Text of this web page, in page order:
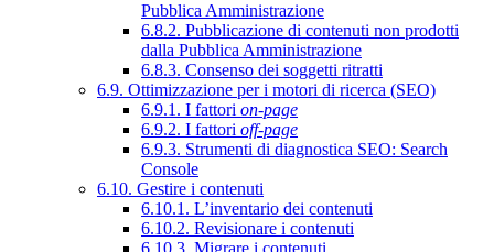
Pubblica Amministrazione
6.8.2. Pubblicazione di contenuti non prodotti
dalla Pubblica Amministrazione
6.8.3. Consenso dei soggetti ritratti
6.9. Ottimizzazione per i motori di ricerca (SEO)
6.9.1. I fattori on-page
6.9.2. I fattori off-page
6.9.3. Strumenti di diagnostica SEO: Search
Console
6.10. Gestire i contenuti
6.10.1. L’inventario dei contenuti
6.10.2. Revisionare i contenuti
6.10.3. Migrare i contenuti